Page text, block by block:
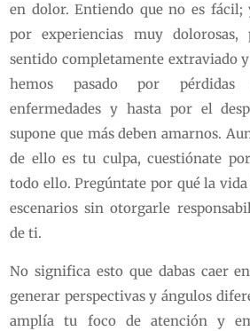
en dolor. Entiendo que no es fácil;
por experiencias muy
sentido completamente extraviado y
hemos pasado por pérdidas
enfermedades y hasta por el
supone que más deben amarnos.
de ello es tu culpa, cuestiónate
todo ello. Pregúntate por qué la vida
escenarios sin otorgarle
de ti.
No significa esto que dabas caer
generar perspectivas y ángulos
amplía tu foco de atención y